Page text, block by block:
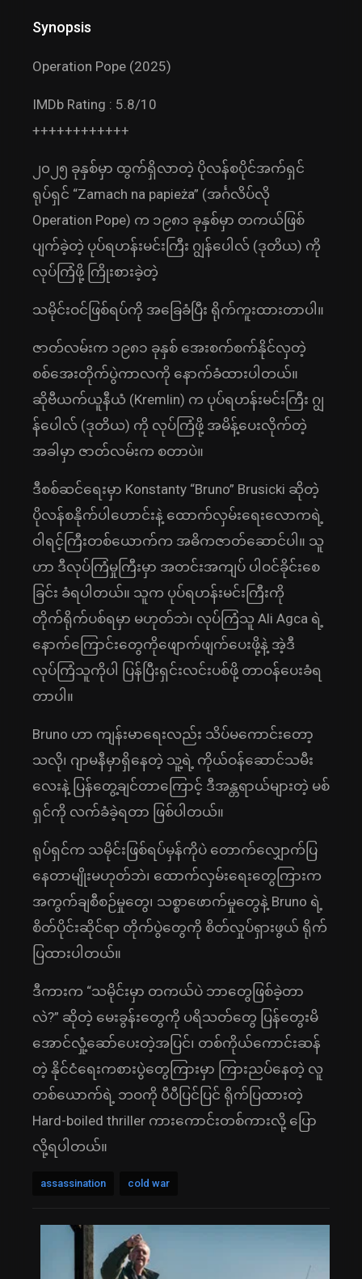
Synopsis
Operation Pope (2025)
IMDb Rating : 5.8/10
++++++++++++
၂၀၂၅ ခုနှစ်မှာ ထွက်ရှိလာတဲ့ ပိုလန်စပိုင်အက်ရှင်
ရုပ်ရှင် “Zamach na papieża” (အင်္ဂလိပ်လို
Operation Pope) က ၁၉၈၁ ခုနှစ်မှာ တကယ်ဖြစ်
ပျက်ခဲ့တဲ့ ပုပ်ရဟန်းမင်းကြီး ဂျွန်ပေါလ် (ဒုတိယ) ကို
လုပ်ကြံဖို့ ကြိုးစားခဲ့တဲ့
သမိုင်းဝင်ဖြစ်ရပ်ကို အခြေခံပြီး ရိုက်ကူးထားတာပါ။
ဇာတ်လမ်းက ၁၉၈၁ ခုနှစ် အေးစက်စက်နိုင်လှတဲ့
စစ်အေးတိုက်ပွဲကာလကို နောက်ခံထားပါတယ်။
ဆိုဗီယက်ယူနီယံ (Kremlin) က ပုပ်ရဟန်းမင်းကြီး ဂျွ
န်ပေါလ် (ဒုတိယ) ကို လုပ်ကြံဖို့ အမိန့်ပေးလိုက်တဲ့
အခါမှာ ဇာတ်လမ်းက စတာပဲ။
ဒီစစ်ဆင်ရေးမှာ Konstanty “Bruno” Brusicki ဆိုတဲ့
ပိုလန်စနိုက်ပါဟောင်းနဲ့ ထောက်လှမ်းရေးလောကရဲ့
ဝါရင့်ကြီးတစ်ယောက်က အဓိကဇာတ်ဆောင်ပါ။ သူ
ဟာ ဒီလုပ်ကြံမှုကြီးမှာ အတင်းအကျပ် ပါဝင်ခိုင်းစေ
ခြင်း ခံရပါတယ်။ သူက ပုပ်ရဟန်းမင်းကြီးကို
တိုက်ရိုက်ပစ်ရမှာ မဟုတ်ဘဲ၊ လုပ်ကြံသူ Ali Agca ရဲ့
နောက်ကြောင်းတွေကိုဖျောက်ဖျက်ပေးဖို့နဲ့ အဲ့ဒီ
လုပ်ကြံသူကိုပါ ပြန်ပြီးရှင်းလင်းပစ်ဖို့ တာဝန်ပေးခံရ
တာပါ။
Bruno ဟာ ကျန်းမာရေးလည်း သိပ်မကောင်းတော့
သလို၊ ဂျာမနီမှာရှိနေတဲ့ သူ့ရဲ့ ကိုယ်ဝန်ဆောင်သမီး
လေးနဲ့ ပြန်တွေ့ချင်တာကြောင့် ဒီအန္တရာယ်များတဲ့ မစ်
ရှင်ကို လက်ခံခဲ့ရတာ ဖြစ်ပါတယ်။
ရုပ်ရှင်က သမိုင်းဖြစ်ရပ်မှန်ကိုပဲ တောက်လျှောက်ပြ
နေတာမျိုးမဟုတ်ဘဲ၊ ထောက်လှမ်းရေးတွေကြားက
အကွက်ချစီစဉ်မှုတွေ၊ သစ္စာဖောက်မှုတွေနဲ့ Bruno ရဲ့
စိတ်ပိုင်းဆိုင်ရာ တိုက်ပွဲတွေကို စိတ်လှုပ်ရှားဖွယ် ရိုက်
ပြထားပါတယ်။
ဒီကားက “သမိုင်းမှာ တကယ်ပဲ ဘာတွေဖြစ်ခဲ့တာ
လဲ?” ဆိုတဲ့ မေးခွန်းတွေကို ပရိသတ်တွေ ပြန်တွေးမိ
အောင်လှုံ့ဆော်ပေးတဲ့အပြင်၊ တစ်ကိုယ်ကောင်းဆန်
တဲ့ နိုင်ငံရေးကစားပွဲတွေကြားမှာ ကြားညပ်နေတဲ့ လူ
တစ်ယောက်ရဲ့ ဘဝကို ပီပီပြင်ပြင် ရိုက်ပြထားတဲ့
Hard-boiled thriller ကားကောင်းတစ်ကားလို့ ပြော
လို့ရပါတယ်။
assassination cold war